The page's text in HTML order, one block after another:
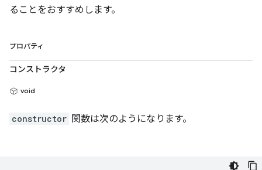
ることをおすすめします。
プロパティ
コンストラクタ
void
constructor 関数は次のようになります。